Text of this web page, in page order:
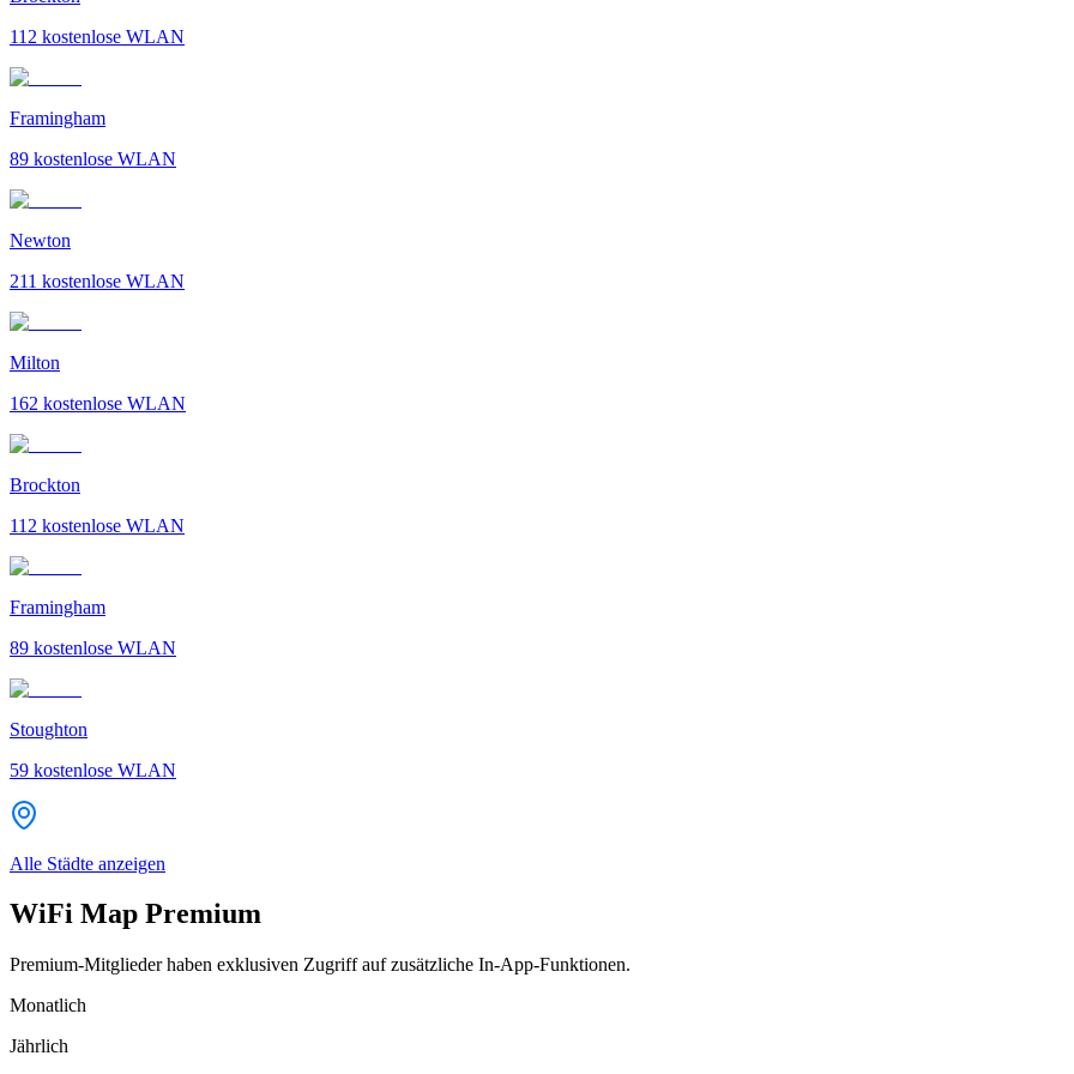
112 kostenlose WLAN
Framingham
89 kostenlose WLAN
Newton
211 kostenlose WLAN
Milton
162 kostenlose WLAN
Brockton
112 kostenlose WLAN
Framingham
89 kostenlose WLAN
Stoughton
59 kostenlose WLAN
Alle Städte anzeigen
WiFi Map Premium
Premium-Mitglieder haben exklusiven Zugriff auf zusätzliche In-App-Funktionen.
Monatlich
Jährlich